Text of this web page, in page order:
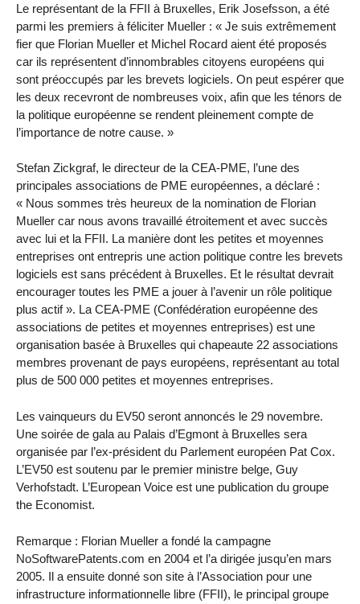
Le représentant de la FFII à Bruxelles, Erik Josefsson, a été
parmi les premiers à féliciter Mueller : « Je suis extrêmement
fier que Florian Mueller et Michel Rocard aient été proposés
car ils représentent d’innombrables citoyens européens qui
sont préoccupés par les brevets logiciels. On peut espérer que
les deux recevront de nombreuses voix, afin que les ténors de
la politique européenne se rendent pleinement compte de
l’importance de notre cause. »
Stefan Zickgraf, le directeur de la CEA-PME, l’une des
principales associations de PME européennes, a déclaré :
« Nous sommes très heureux de la nomination de Florian
Mueller car nous avons travaillé étroitement et avec succès
avec lui et la FFII. La manière dont les petites et moyennes
entreprises ont entrepris une action politique contre les brevets
logiciels est sans précédent à Bruxelles. Et le résultat devrait
encourager toutes les PME a jouer à l’avenir un rôle politique
plus actif ». La CEA-PME (Confédération européenne des
associations de petites et moyennes entreprises) est une
organisation basée à Bruxelles qui chapeaute 22 associations
membres provenant de pays européens, représentant au total
plus de 500 000 petites et moyennes entreprises.
Les vainqueurs du EV50 seront annoncés le 29 novembre.
Une soirée de gala au Palais d’Egmont à Bruxelles sera
organisée par l’ex-président du Parlement européen Pat Cox.
L’EV50 est soutenu par le premier ministre belge, Guy
Verhofstadt. L’European Voice est une publication du groupe
the Economist.
Remarque : Florian Mueller a fondé la campagne
NoSoftwarePatents.com en 2004 et l’a dirigée jusqu’en mars
2005. Il a ensuite donné son site à l’Association pour une
infrastructure informationnelle libre (FFII), le principal groupe